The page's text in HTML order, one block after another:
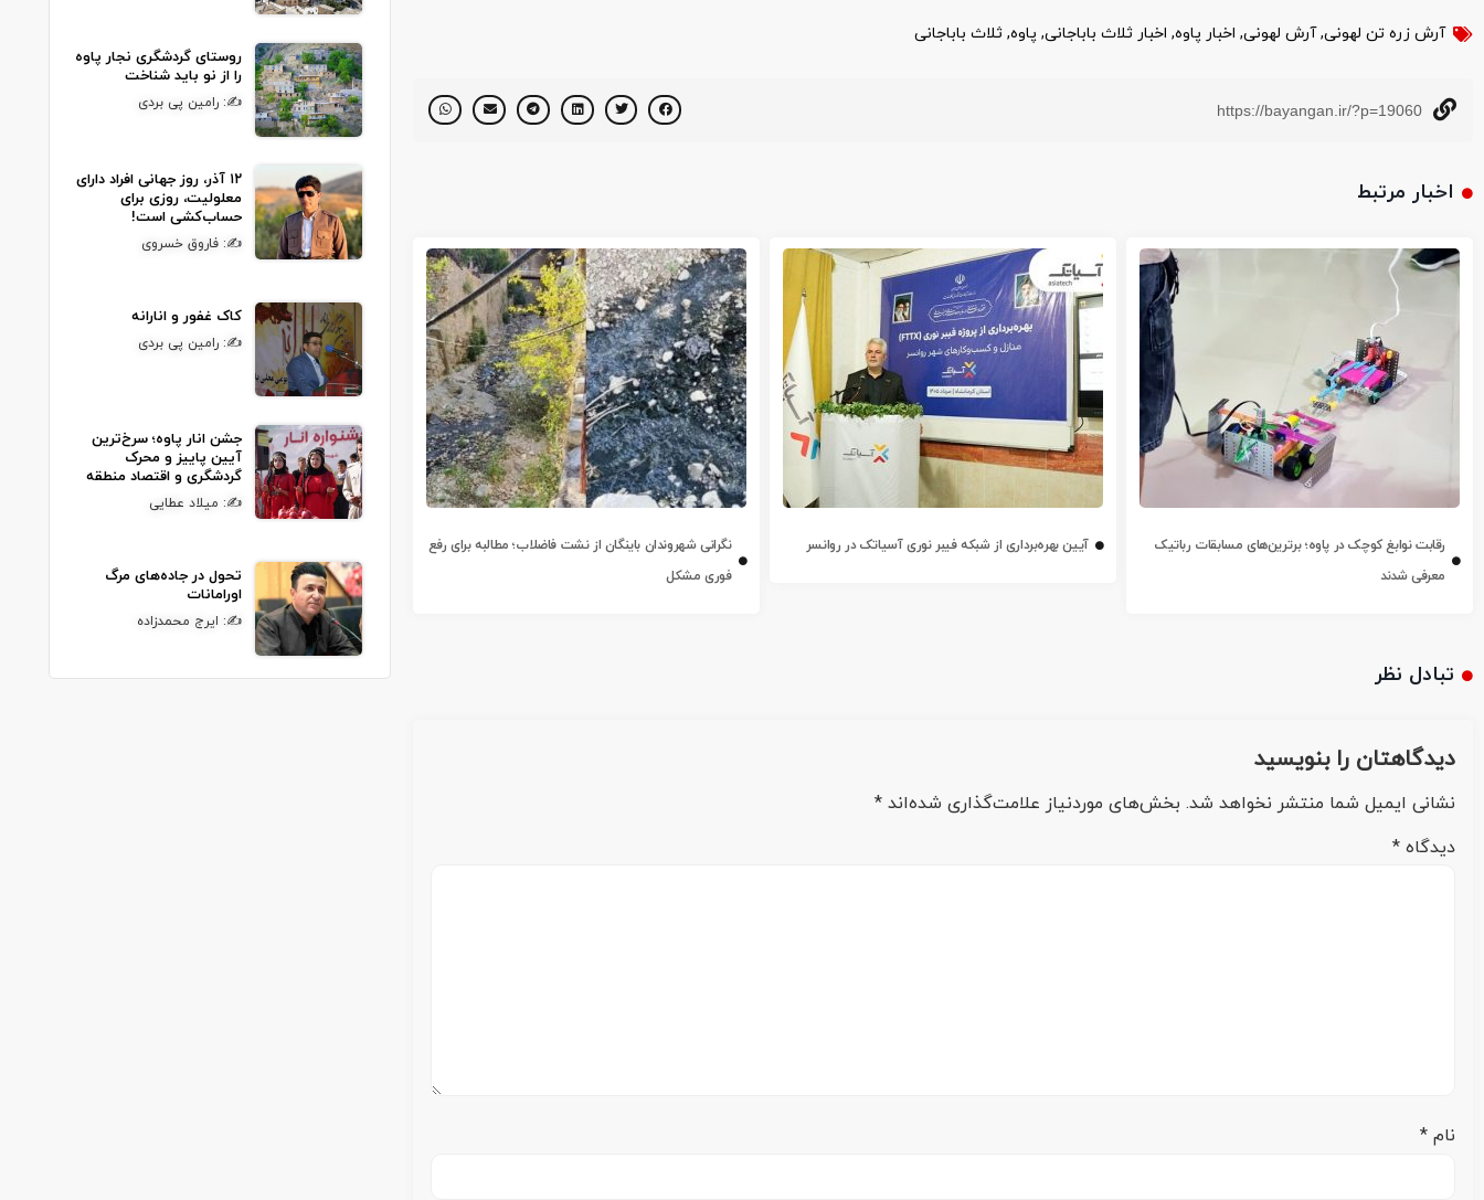
آرش زره تن لهونی,آرش لهونی, اخبار پاوه, اخبار ثلاث باباجانی, پاوه, ثلاث باباجانی
https://bayangan.ir/?p=19060
اخبار مرتبط
رقابت نوابغ کوچک در پاوه؛ برترین‌های مسابقات رباتیک
معرفی شدند
آیین بهره‌برداری از شبکه فیبر نوری آسیاتک در روانسر
نگرانی شهروندان باینگان از نشت فاضلاب؛ مطالبه برای رفع
فوری مشکل
تبادل نظر
دیدگاهتان را بنویسید
نشانی ایمیل شما منتشر نخواهد شد. بخش‌های موردنیاز علامت‌گذاری شده‌اند *
دیدگاه *
نام *
روستای گردشگری نجار پاوه
را از نو باید شناخت
✍: رامین پی بردی
۱۲ آذر، روز جهانی افراد دارای
معلولیت، روزی برای
حساب‌کشی است!
✍: فاروق خسروی
کاک غفور و انارانه
✍: رامین پی بردی
جشن انار پاوه؛ سرخ‌ترین
آیین پاییز و محرک
گردشگری و اقتصاد منطقه
✍: میلاد عطایی
تحول در جاده‌های مرگ
اورامانات
✍: ایرج محمدزاده